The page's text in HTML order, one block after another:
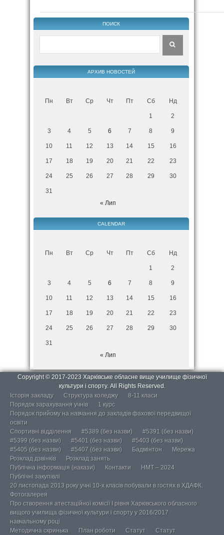
ПОИСК
АРХИВ НОВОСТЕЙ
Пн Вт Ср Чт Пт Сб Нд
1 2
3 4 5 6 7 8 9
10 11 12 13 14 15 16
17 18 19 20 21 22 23
24 25 26 27 28 29 30
31
« Лип
CALENDAR
Пн Вт Ср Чт Пт Сб Нд
1 2
3 4 5 6 7 8 9
10 11 12 13 14 15 16
17 18 19 20 21 22 23
24 25 26 27 28 29 30
31
« Лип
Copyright © 2017-2023 Харківське обласне вище училище фізичної
культури і спорту. All Rights Reserved.
Історія закладу
Структура коледжу
8-11 класи
Порядок зарахування учнів
1 курс
Порядок прийому на навчання до закладів фахової передвищої
освіти
Спортивні відділення
#5389 (без назви)
#5391 (без назви)
#5399 (без назви)
#5401 (без назви)
#5403 (без назви)
#5405 (без назви)
#5407 (без назви) Бадмінтон
Мережа
Розклад дзвінків
Розклад занять
Публічна інформація (накази)
Контакти
НМТ – 2024
Публічні закупівлі
20 листопада 2013 року учні 10-х класів побували в гостях в ХДАФК.
Фотогалерея
Про створення атестаційної комісії І рівня Харківського обласного
вищого училища фізичної культури і спорту у 2016/2017
навчальному році
Методична скринька
План роботи Статут
Статут